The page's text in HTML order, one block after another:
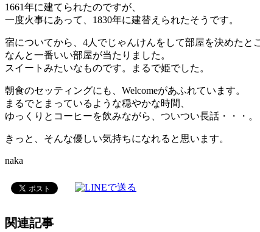
1661年に建てられたのですが、
一度火事にあって、1830年に建替えられたそうです。
宿についてから、4人でじゃんけんをして部屋を決めたと
なんと一番いい部屋が当たりました。
スイートみたいなものです。まるで姫でした。
朝食のセッティングにも、Welcomeがあふれています。
まるでとまっているような穏やかな時間、
ゆっくりとコーヒーを飲みながら、ついつい長話・・・。
きっと、そんな優しい気持ちになれると思います。
naka
関連記事